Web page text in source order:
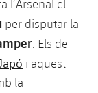
l’Arsenal el
per disputar la
. Els de
i aquest
la